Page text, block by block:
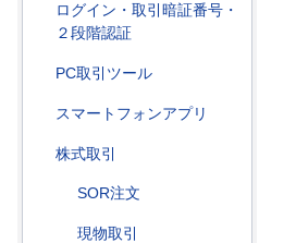
ログイン・取引暗証番号・
２段階認証
PC取引ツール
スマートフォンアプリ
株式取引
SOR注文
現物取引